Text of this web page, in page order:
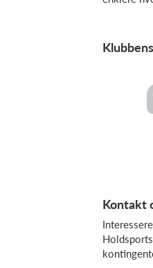
Kontakt